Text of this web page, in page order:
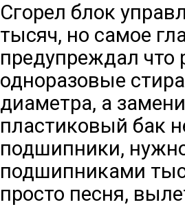
Сгорел блок
тысяч, но самое
предупреждал что
одноразовые
диаметра, а
пластиковый бак
подшипники,
подшипниками
просто песня,